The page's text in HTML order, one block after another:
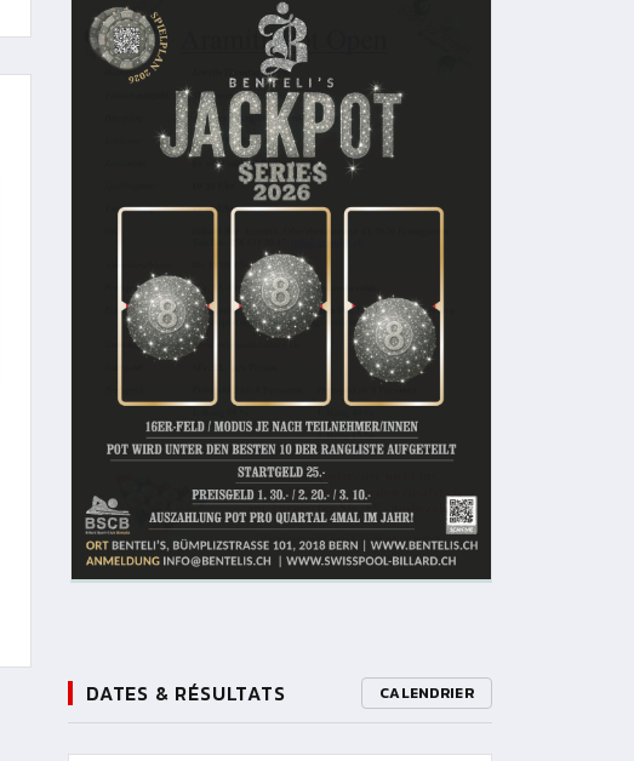
DATES & RÉSULTATS CALENDRIER